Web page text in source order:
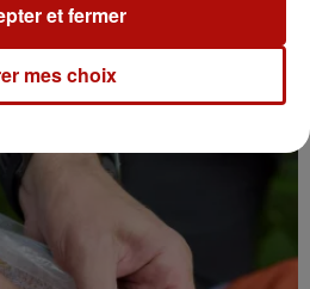
veut devenir Jardin
mes choix
et fermer